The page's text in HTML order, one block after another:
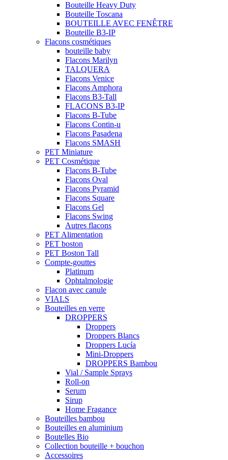
Bouteille Heavy Duty
Bouteille Toscana
BOUTEILLE AVEC FENÊTRE
Bouteille B3-IP
Flacons cosmétiques
bouteille baby
Flacons Marilyn
TALQUERA
Flacons Venice
Flacons Amphora
Flacons B3-Tall
FLACONS B3-IP
Flacons B-Tube
Flacons Contin-u
Flacons Pasadena
Flacons SMASH
PET Miniature
PET Cosmétique
Flacons B-Tube
Flacons Oval
Flacons Pyramid
Flacons Square
Flacons Gel
Flacons Swing
Autres flacons
PET Alimentation
PET boston
PET Boston Tall
Compte-gouttes
Platinum
Ophtalmologie
Flacon avec canule
VIALS
Bouteilles en verre
DROPPERS
Droppers
Droppers Blancs
Droppers Lucía
Mini-Droppers
DROPPERS Bambou
Vial / Sample Sprays
Roll-on
Serum
Sirup
Home Fragance
Bouteilles bambou
Bouteilles en aluminium
Boutelles Bio
Collection bouteille + bouchon
Accessoires